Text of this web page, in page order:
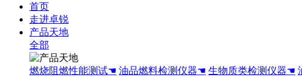
首页
走进卓锐
产品天地
全部
燃烧阻燃性能测试☚ 油品燃料检测仪器☚ 生物质类检测仪器☚